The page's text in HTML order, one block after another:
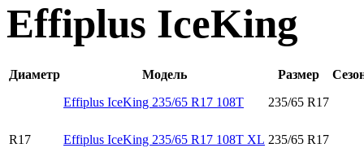
Effiplus IceKing
Диаметр Модель Размер
R17
Effiplus IceKing 235/65 R17 108T 235/65 R17
Effiplus IceKing 235/65 R17 108T XL 235/65 R17